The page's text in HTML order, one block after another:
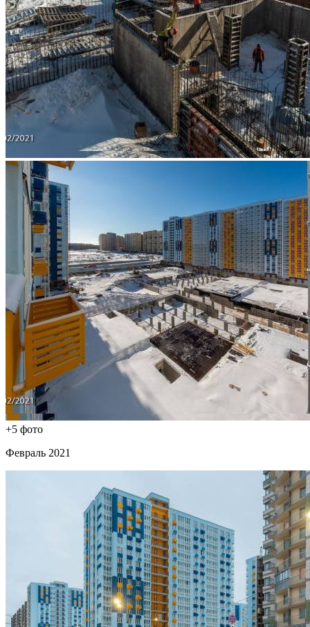
+5 фото
Февраль 2021